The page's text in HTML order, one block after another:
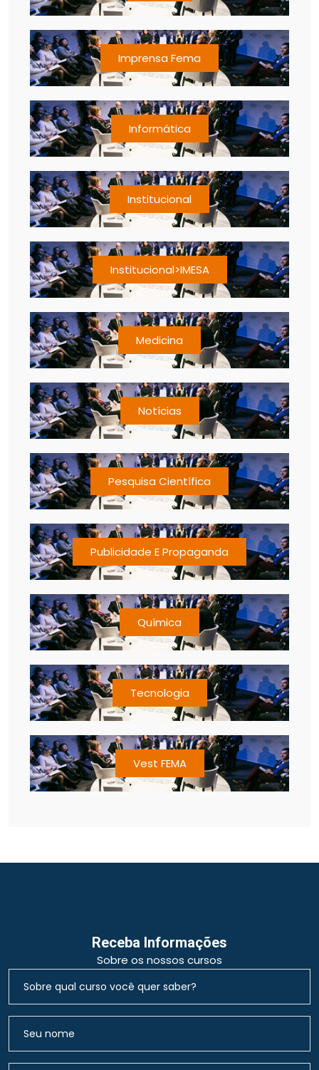
Imprensa Fema
Informática
Institucional
Institucional>IMESA
Medicina
Notícias
Pesquisa Científica
Publicidade E Propaganda
Química
Tecnologia
Vest FEMA
Receba Informações
Sobre os nossos cursos